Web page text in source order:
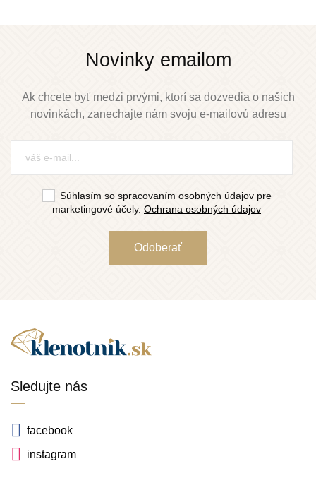
Novinky emailom
Ak chcete byť medzi prvými, ktorí sa dozvedia o našich
novinkách, zanechajte nám svoju e-mailovú adresu
Súhlasím so spracovaním osobných údajov pre
marketingové účely. Ochrana osobných údajov
Sledujte nás
facebook
instagram